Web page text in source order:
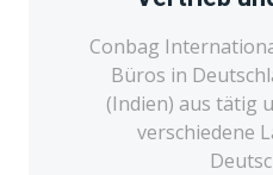
Conbag
Büros in
(Indien) aus tätig
verschiedene